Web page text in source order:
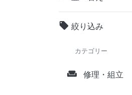
local_offer 絞り込み
カテゴリー
weekend 修理・組立